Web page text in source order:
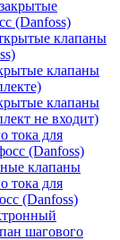
(Danfoss)
клапаны
клапаны
клапаны
не входит)
тока для
(Danfoss)
клапаны
тока для
(Danfoss)
шагового